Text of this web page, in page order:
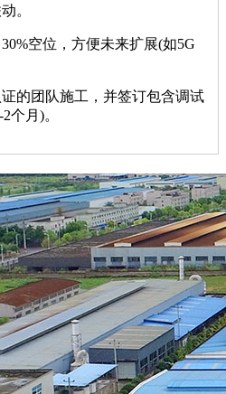
。
空位，方便未来扩展(如5G
的团队施工，并签订包含调试
个月)。